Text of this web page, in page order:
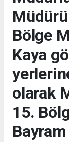
Bölge
Kaya
olarak
15.